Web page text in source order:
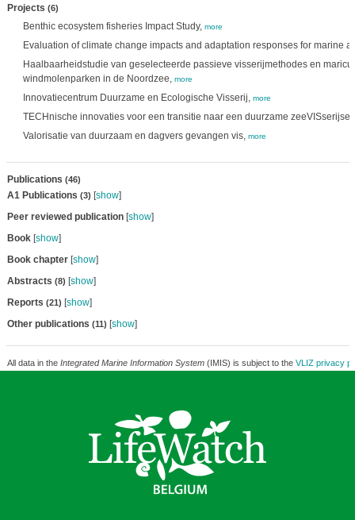
Projects (6)
Benthic ecosystem fisheries Impact Study, more
Evaluation of climate change impacts and adaptation responses for marine
Haalbaarheidstudie van geselecteerde passieve visserijmethodes en
windmolenparken in de Noordzee, more
Innovatiecentrum Duurzame en Ecologische Visserij, more
TECHnische innovaties voor een transitie naar een duurzame
Valorisatie van duurzaam en dagvers gevangen vis, more
Publications (46)
A1 Publications (3) [show]
Peer reviewed publication[show]
Book[show]
Book chapter[show]
Abstracts (8) [show]
Reports (21) [show]
Other publications (11) [show]
All data in the Integrated Marine Information System(IMIS) is subject to the VLIZ privacy